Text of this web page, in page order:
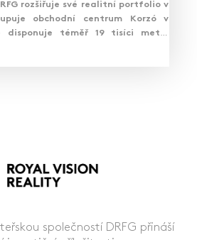
rozšiřuje své realitní portfolio v
obchodní centrum Korzó v
disponuje téměř 19 tisíci metry
společností DRFG přináší